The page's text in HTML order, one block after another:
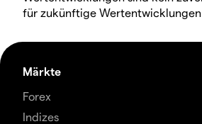
für zukünftige Wertentwicklungen
Märkte
Forex
Indizes